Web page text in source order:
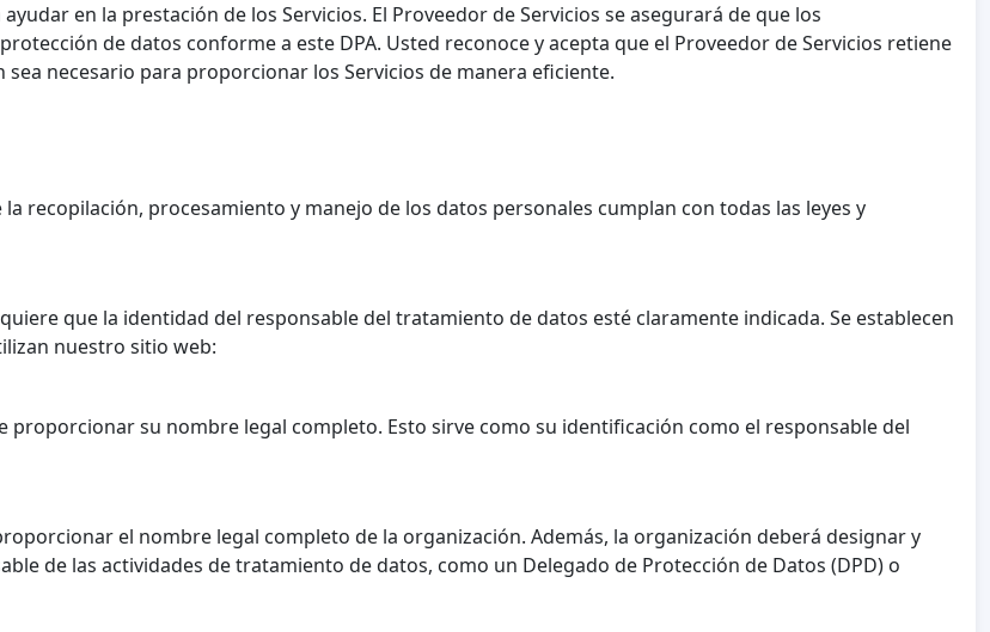
en la prestación de los Servicios. El Proveedor de Servicios se asegurará de que los
de datos conforme a este DPA. Usted reconoce y acepta que el Proveedor de Servicios retiene
necesario para proporcionar los Servicios de manera eficiente.
recopilación, procesamiento y manejo de los datos personales cumplan con todas las leyes y
que la identidad del responsable del tratamiento de datos esté claramente indicada. Se establecen
nuestro sitio web:
su nombre legal completo. Esto sirve como su identificación como el responsable del
el nombre legal completo de la organización. Además, la organización deberá designar y
de las actividades de tratamiento de datos, como un Delegado de Protección de Datos (DPD) o